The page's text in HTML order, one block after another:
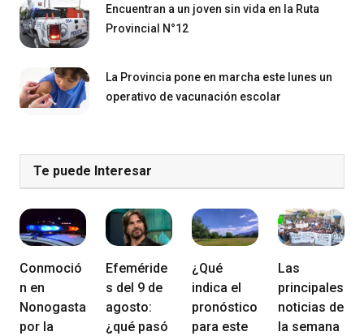
Encuentran a un joven sin vida en la Ruta
Provincial N°12
La Provincia pone en marcha este lunes un
operativo de vacunación escolar
Te puede Interesar
Conmoció
n en
Nonogasta
por la
Efeméride
s del 9 de
agosto:
¿qué pasó
¿Qué
indica el
pronóstico
para este
Las
principales
noticias de
la semana